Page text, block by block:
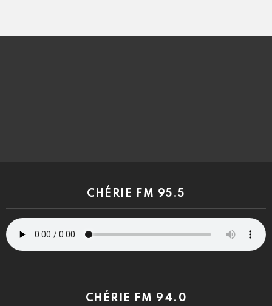
CHÉRIE FM 95.5
CHÉRIE FM 94.0